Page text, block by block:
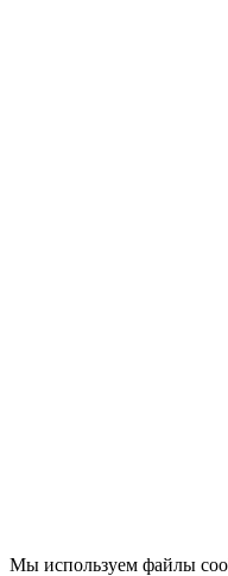
Мы используем файлы